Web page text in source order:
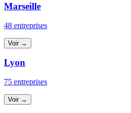
Marseille
48 entreprises
Voir →
Lyon
75 entreprises
Voir →